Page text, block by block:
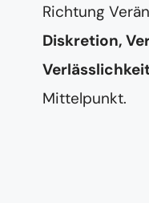
Richtung
Diskretion,
Mittelpunkt.